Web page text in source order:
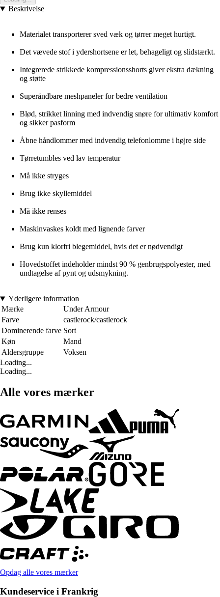
Beskrivelse
Materialet transporterer sved væk og tørrer meget hurtigt.
Det vævede stof i ydershortsene er let, behageligt og slidstærkt.
Integrerede strikkede kompressionsshorts giver ekstra dækning
og støtte
Superåndbare meshpaneler for bedre ventilation
Blød, strikket linning med indvendig snøre for ultimativ komfort
og sikker pasform
Åbne håndlommer med indvendig telefonlomme i højre side
Tørretumbles ved lav temperatur
Må ikke stryges
Brug ikke skyllemiddel
Må ikke renses
Maskinvaskes koldt med lignende farver
Brug kun klorfri blegemiddel, hvis det er nødvendigt
Hovedstoffet indeholder mindst 90 % genbrugspolyester, med
undtagelse af pynt og udsmykning.
Yderligere information
Mærke
Under Armour
Farve
castlerock/castlerock
Dominerende farve Sort
Køn
Mand
Aldersgruppe
Voksen
Loading...
Loading...
Alle vores mærker
Opdag alle vores mærker
Kundeservice i Frankrig